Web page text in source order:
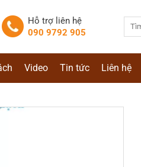
Hỗ trợ liên hệ
090 9792 905
Video Tin tức Liên hệ